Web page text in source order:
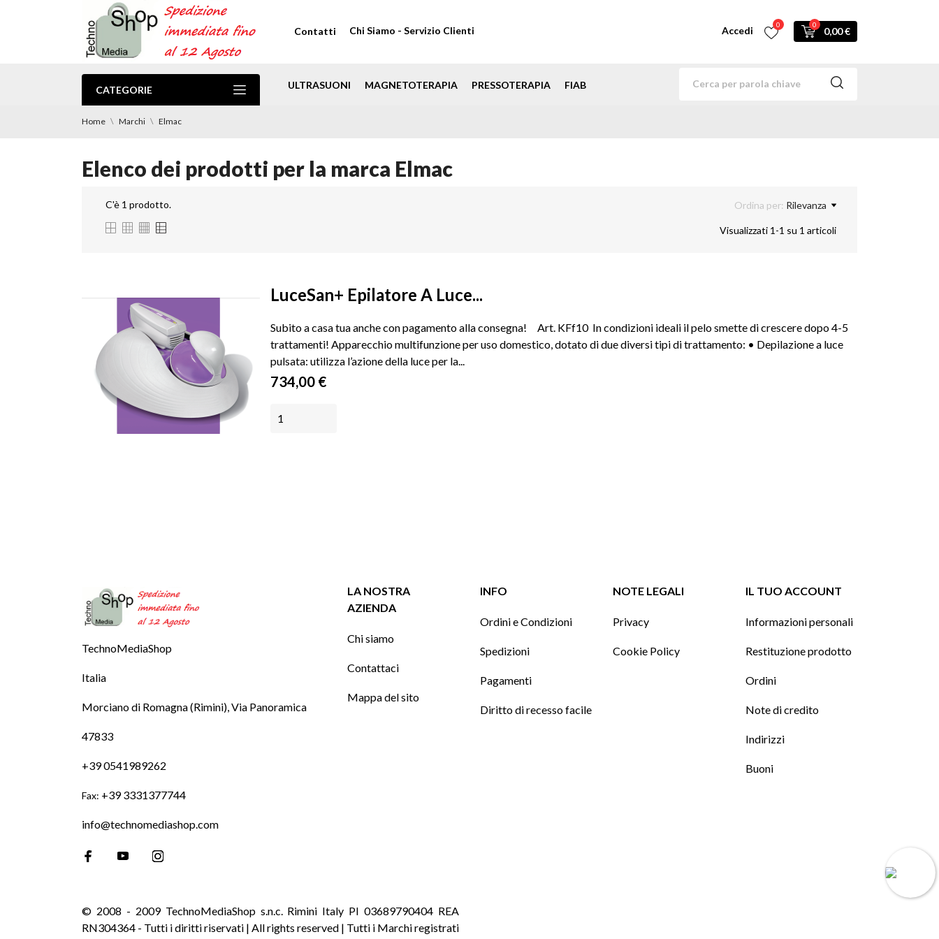
Contatti Chi Siamo - Servizio Clienti Accedi 0 0
0,00 €
CATEGORIE ULTRASUONI MAGNETOTERAPIA PRESSOTERAPIA FIAB
Home Marchi Elmac
Elenco dei prodotti per la marca Elmac
C'è 1 prodotto. Ordina per: Rilevanza
Visualizzati 1-1 su 1 articoli
LuceSan+ Epilatore A Luce...
Subito a casa tua anche con pagamento alla consegna! Art. KFf10 In condizioni ideali il pelo smette di crescere dopo 4-5
trattamenti! Apparecchio multifunzione per uso domestico, dotato di due diversi tipi di trattamento: • Depilazione a luce
pulsata: utilizza l’azione della luce per la...
Prezzo
734,00 €
TechnoMediaShop
Italia
Morciano di Romagna (Rimini), Via Panoramica
47833
+39 0541989262
Fax: +39 3331377744
info@technomediashop.com
LA NOSTRA
AZIENDA
Chi siamo
Contattaci
Mappa del sito
INFO
Ordini e Condizioni
Spedizioni
Pagamenti
Diritto di recesso facile
NOTE LEGALI
Privacy
Cookie Policy
IL TUO ACCOUNT
Informazioni personali
Restituzione prodotto
Ordini
Note di credito
Indirizzi
Buoni
© 2008 - 2009 TechnoMediaShop s.n.c. Rimini Italy PI 03689790404 REA
RN304364 - Tutti i diritti riservati | All rights reserved | Tutti i Marchi registrati